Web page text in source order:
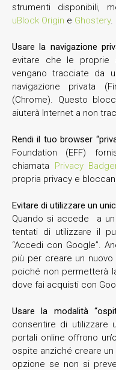
strumenti disponibili,
uBlock Origin e Ghostery.
Usare la navigazione
evitare che le proprie
vengano tracciate da
navigazione privata
(Chrome). Questo
aiuterà Internet a non
Rendi il tuo browser
Foundation (EFF)
chiamata Privacy
propria privacy e
Evitare di utilizzare un
Quando si accede a
tentati di utilizzare il
“Accedi con Google”.
più per creare un
poiché non permetterà
dove fai acquisti con
Usare la modalità
consentire di utilizzare
portali online offrono
ospite anziché creare un
opzione se non si